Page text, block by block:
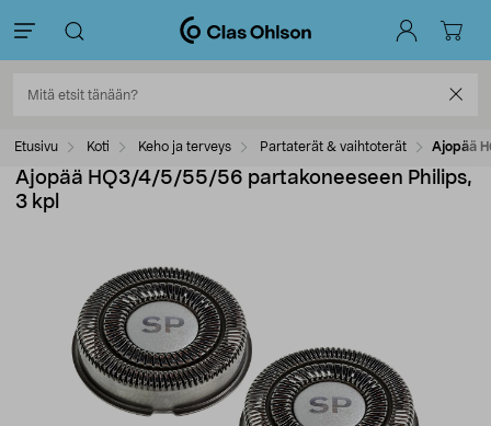
Etusivu Koti Keho ja terveys Partaterät & vaihtoterät Ajopää
Ajopää HQ3/4/5/55/56 partakoneeseen Philips,
3 kpl